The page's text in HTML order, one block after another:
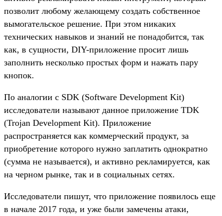
позволит любому желающему создать собственное
вымогательское решение. При этом никаких
технических навыков и знаний не понадобится, так
как, в сущности, DIY-приложение просит лишь
заполнить несколько простых форм и нажать пару
кнопок.
По аналогии с SDK (Software Development Kit)
исследователи называют данное приложение TDK
(Trojan Development Kit). Приложение
распространяется как коммерческий продукт, за
приобретение которого нужно заплатить однократно
(сумма не называется), и активно рекламируется, как
на черном рынке, так и в социальных сетях.
Исследователи пишут, что приложение появилось еще
в начале 2017 года, и уже были замечены атаки,